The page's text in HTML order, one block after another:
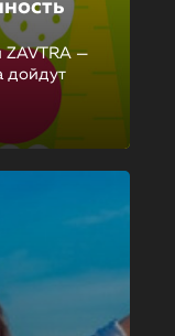
ZAVTRA —
дойдут